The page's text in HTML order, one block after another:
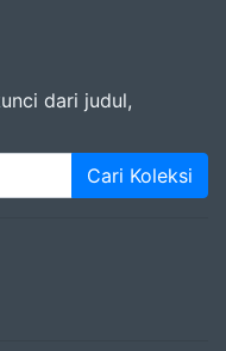
dari judul,
Cari Koleksi